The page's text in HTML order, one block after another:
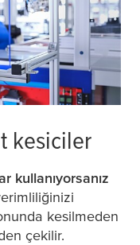
kesiciler
kullanıyorsanız
kesilmeden
çekilir.